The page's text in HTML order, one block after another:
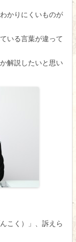
かりにくいものが
いる言葉が違って
解説したいと思い
こく）」、訴えら